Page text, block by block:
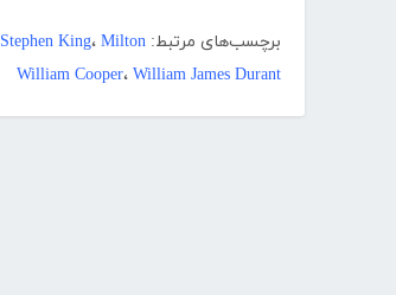
برچسب‌های مرتبط: Stephen King، Milton
William Cooper، William James Durant